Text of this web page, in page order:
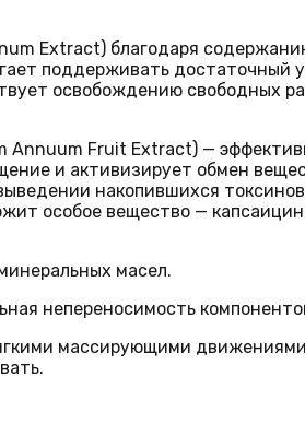
Extract) благодаря
поддерживать достаточный
освобождению свободных
Annuum Fruit Extract) —
и активизирует обмен
накопившихся
особое вещество —
масел.
непереносимость
массирующими